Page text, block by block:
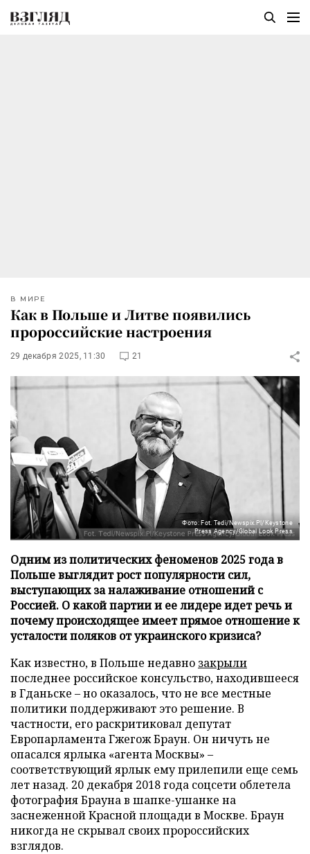
В МИРЕ
Как в Польше и Литве появились
пророссийские настроения
29 декабря 2025, 11:30 21
Фото: Fot. Tedi/Newspix.Pl/Keystone
Press Agency/Global Look Press
Одним из политических феноменов 2025 года в
Польше выглядит рост популярности сил,
выступающих за налаживание отношений с
Россией. О какой партии и ее лидере идет речь и
почему происходящее имеет прямое отношение к
усталости поляков от украинского кризиса?
Как известно, в Польше недавно закрыли
последнее российское консульство, находившееся
в Гданьске – но оказалось, что не все местные
политики поддерживают это решение. В
частности, его раскритиковал депутат
Европарламента Гжегож Браун. Он ничуть не
опасался ярлыка «агента Москвы» –
соответствующий ярлык ему прилепили еще семь
лет назад. 20 декабря 2018 года соцсети облетела
фотография Брауна в шапке-ушанке на
заснеженной Красной площади в Москве. Браун
никогда не скрывал своих пророссийских
взглядов.